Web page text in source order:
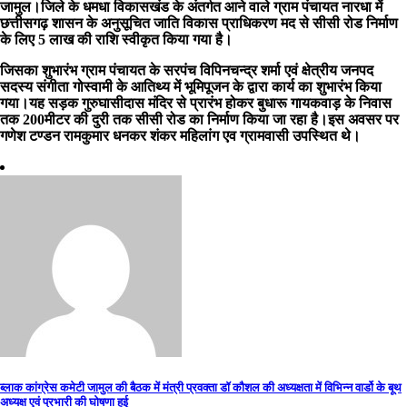
जामुल।जिले के धमधा विकासखंड के अंतर्गत आने वाले ग्राम पंचायत नारधा में
छत्तीसगढ़ शासन के अनुसूचित जाति विकास प्राधिकरण मद से सीसी रोड निर्माण
के लिए 5 लाख की राशि स्वीकृत किया गया है।
जिसका शुभारंभ ग्राम पंचायत के सरपंच विपिनचन्द्र शर्मा एवं क्षेत्रीय जनपद
सदस्य संगीता गोस्वामी के आतिथ्य में भूमिपूजन के द्वारा कार्य का शुभारंभ किया
गया।यह सड़क गुरुघासीदास मंदिर से प्रारंभ होकर बुधारू गायकवाड़ के निवास
तक 200मीटर की दुरी तक सीसी रोड का निर्माण किया जा रहा है।इस अवसर पर
गणेश टण्डन रामकुमार धनकर शंकर महिलांग एव ग्रामवासी उपस्थित थे।
Post
ब्लाक कांग्रेस कमेटी जामुल की बैठक में मंत्री प्रवक्ता डॉ कौशल की अध्यक्षता में विभिन्न वार्डो के बूथ
अध्यक्ष एवं प्रभारी की घोषणा हुई